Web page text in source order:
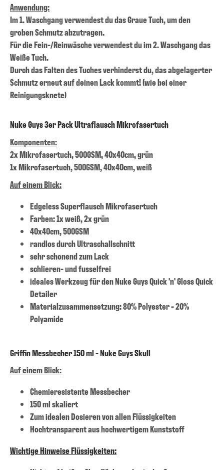
Anwendung:
Im 1. Waschgang verwendest du das Graue Tuch, um den
groben Schmutz abzutragen.
Für die Fein-/Reinwäsche verwendest du im 2. Waschgang das
Weiße Tuch.
Durch das Falten des Tuches verhinderst du, das abgelagerter
Schmutz erneut auf deinen Lack kommt! (wie bei einer
Reinigungsknete)
Nuke Guys 3er Pack Ultraflausch Mikrofasertuch
Komponenten:
2x Mikrofasertuch, 500GSM, 40x40cm, grün
1x Mikrofasertuch, 500GSM, 40x40cm, weiß
Auf einem Blick:
Edgeless Superflausch Mikrofasertuch
Farben: 1x weiß, 2x grün
40x40cm, 500GSM
randlos durch Ultraschallschnitt
sehr schonend zum Lack
schlieren- und fusselfrei
ideales Werkzeug für den Nuke Guys Quick 'n' Gloss Quick
Detailer
Materialzusammensetzung: 80% Polyester - 20%
Polyamide
Griffin Messbecher 150 ml - Nuke Guys Skull
Auf einem Blick:
Chemieresistente Messbecher
150 ml skaliert
Zum idealen Dosieren von allen Flüssigkeiten
Hochtransparent aus hochwertigem Kunststoff
Wichtige Hinweise Flüssigkeiten: